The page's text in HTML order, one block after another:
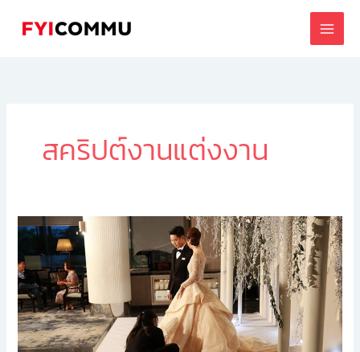
สคริปต์งานแต่งงาน
ออ
ไนซ์
งาน
แต่ง